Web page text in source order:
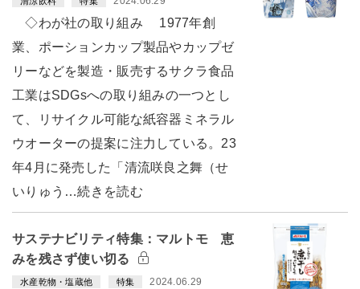
◇わが社の取り組み 1977年創
業、ポーションカップ製品やカップゼ
リーなどを製造・販売するサクラ食品
工業はSDGsへの取り組みの一つとし
て、リサイクル可能な紙容器ミネラル
ウオーターの提案に注力している。23
年4月に発売した「清流咲良之舞（せ
いりゅう…続きを読む
サステナビリティ特集：マルトモ 恵
みを残さず使い切る
水産乾物・塩蔵他 特集 2024.06.29